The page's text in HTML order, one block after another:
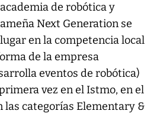
de robótica y
Next Generation se
en la competencia local
de la empresa
eventos de robótica)
vez en el Istmo, en el
las categorías Elementary &